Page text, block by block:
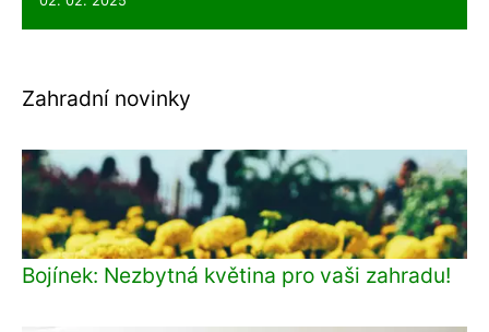
Zahradní novinky
Bojínek: Nezbytná květina pro vaši zahradu!